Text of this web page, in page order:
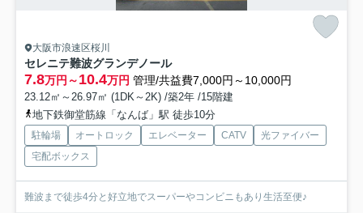
大阪市浪速区桜川
セレニテ難波グランデノール
7.8万円～10.4万円 管理/共益費7,000円～10,000円
23.12㎡～26.97㎡ (1DK～2K) /築2年 /15階建
地下鉄御堂筋線「なんば」駅 徒歩10分
駐輪場 オートロック エレベーター CATV
光ファイバー
宅配ボックス
難波まで徒歩4分と好立地でスーパーやコンビニもあり生活至便♪